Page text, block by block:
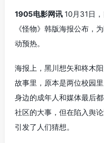
1905电影网讯 10月31日
《怪物》韩版海报公布，
动预热。
海报上，黑川想矢和柊木
故事里，原本是两位校园
身边的成年人和媒体最后
社区的大事，但在陷入舆
引发了人们猜想。